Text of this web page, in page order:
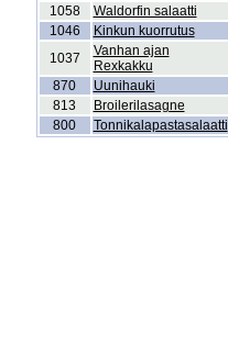
1058
Waldorfin salaatti
1046
Kinkun kuorrutus
1037
Vanhan ajan
Rexkakku
870
Uunihauki
813
Broilerilasagne
800
Tonnikalapastasalaatti